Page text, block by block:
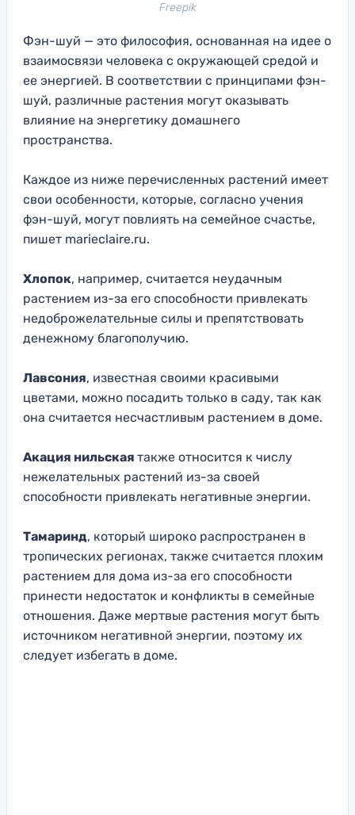
Freepik
Фэн-шуй — это философия, основанная на идее о
взаимосвязи человека с окружающей средой и
ее энергией. В соответствии с принципами фэн-
шуй, различные растения могут оказывать
влияние на энергетику домашнего
пространства.
Каждое из ниже перечисленных растений имеет
свои особенности, которые, согласно учения
фэн-шуй, могут повлиять на семейное счастье,
пишет marieclaire.ru.
Хлопок, например, считается неудачным
растением из-за его способности привлекать
недоброжелательные силы и препятствовать
денежному благополучию.
Лавсония, известная своими красивыми
цветами, можно посадить только в саду, так как
она считается несчастливым растением в доме.
Акация нильская также относится к числу
нежелательных растений из-за своей
способности привлекать негативные энергии.
Тамаринд, который широко распространен в
тропических регионах, также считается плохим
растением для дома из-за его способности
принести недостаток и конфликты в семейные
отношения. Даже мертвые растения могут быть
источником негативной энергии, поэтому их
следует избегать в доме.